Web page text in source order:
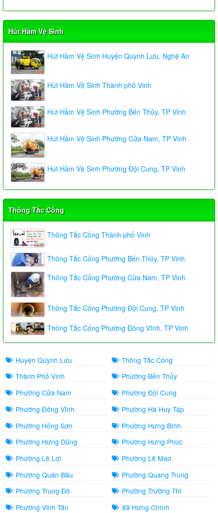
Hút Hầm Vệ Sinh
Hút Hầm Vệ Sinh Huyện Quỳnh Lưu, Nghệ An
Hút Hầm Vệ Sinh Thành phố Vinh
Hút Hầm Vệ Sinh Phường Bến Thủy, TP Vinh
Hút Hầm Vệ Sinh Phường Cửa Nam, TP Vinh
Hút Hầm Vệ Sinh Phường Đội Cung, TP Vinh
Thông Tắc Cống
Thông Tắc Cống Thành phố Vinh
Thông Tắc Cống Phường Bến Thủy, TP Vinh
Thông Tắc Cống Phường Cửa Nam, TP Vinh
Thông Tắc Cống Phường Đội Cung, TP Vinh
Thông Tắc Cống Phường Đông Vĩnh, TP Vinh
Huyện Quỳnh Lưu
Thông Tắc Cống
Thành Phố Vinh
Phường Bến Thủy
Phường Cửa Nam
Phường Đội Cung
Phường Đông Vĩnh
Phường Hà Huy Tập
Phường Hồng Sơn
Phường Hưng Bình
Phường Hưng Dũng
Phường Hưng Phúc
Phường Lê Lợi
Phường Lê Mao
Phường Quán Bàu
Phường Quang Trung
Phường Trung Đô
Phường Trường Thi
Phường Vinh Tân
Xã Hưng Chính